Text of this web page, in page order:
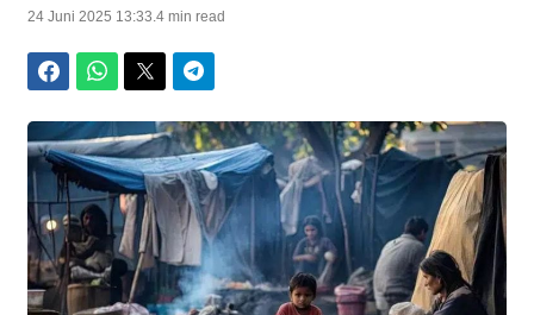
24 Juni 2025 13:33.4 min read